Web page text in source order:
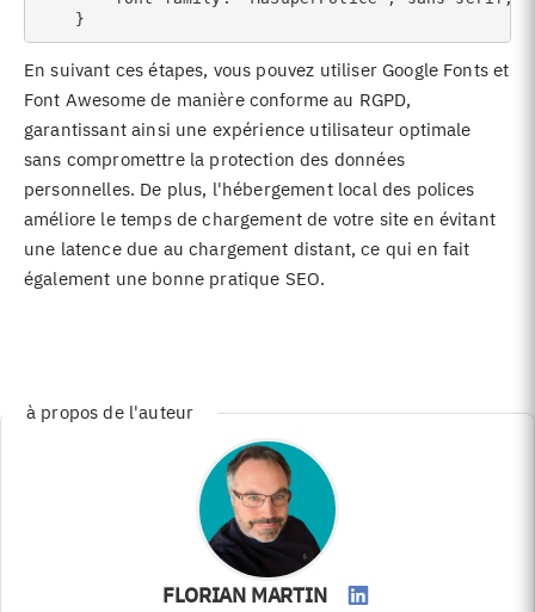
En suivant ces étapes, vous pouvez utiliser Google Fonts et
Font Awesome de manière conforme au RGPD,
garantissant ainsi une expérience utilisateur optimale
sans compromettre la protection des données
personnelles. De plus, l'hébergement local des polices
améliore le temps de chargement de votre site en évitant
une latence due au chargement distant, ce qui en fait
également une bonne pratique SEO.
à propos de l'auteur
FLORIAN MARTIN